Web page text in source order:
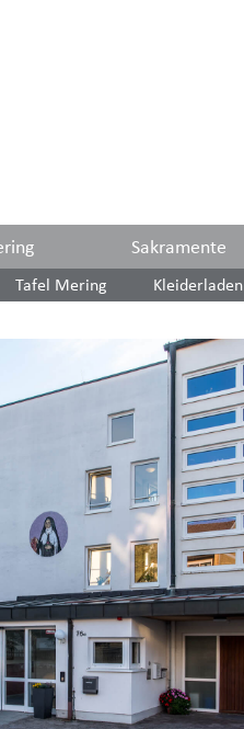
Sakramente
Tafel Mering Kleiderladen